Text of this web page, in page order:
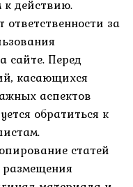
действию.
за
сайте. Перед
касающихся
аспектов
обратиться к
статей